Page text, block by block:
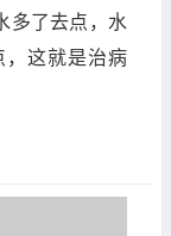
多了去点，水
，这就是治病